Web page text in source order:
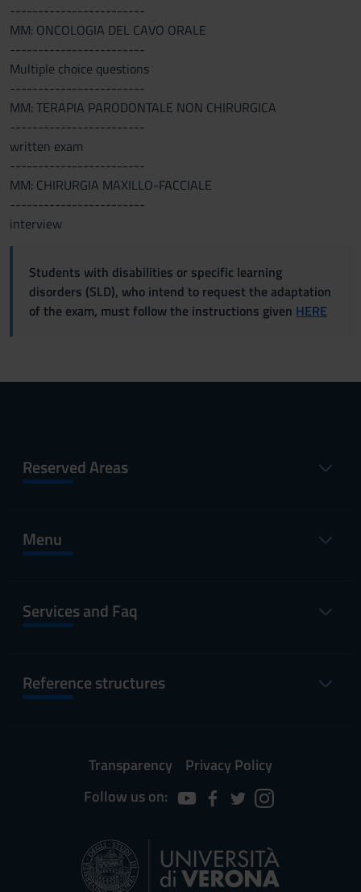
------------------------
MM: ONCOLOGIA DEL CAVO ORALE
------------------------
Multiple choice questions
------------------------
MM: TERAPIA PARODONTALE NON CHIRURGICA
------------------------
written exam
------------------------
MM: CHIRURGIA MAXILLO-FACCIALE
------------------------
interview
Students with disabilities or specific learning
disorders (SLD), who intend to request the adaptation
of the exam, must follow the instructions given HERE
Reserved Areas
Menu
Services and Faq
Reference structures
Transparency
Privacy Policy
Follow us on: